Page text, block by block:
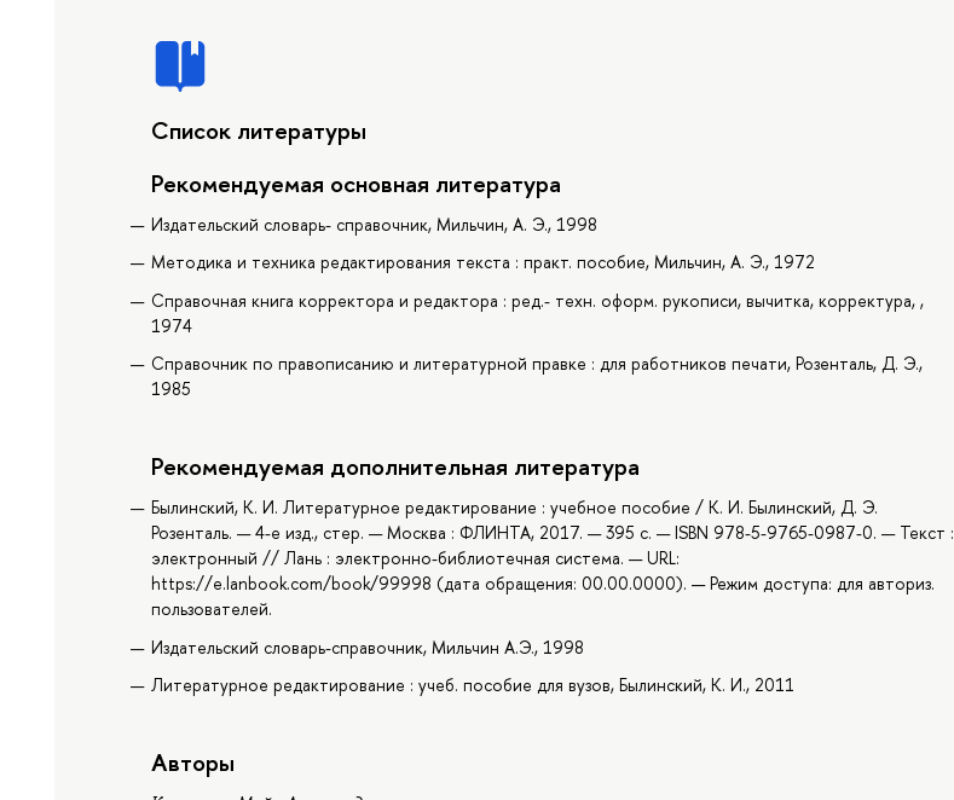
Список литературы
Рекомендуемая основная литература
Издательский словарь- справочник, Мильчин, А. Э., 1998
Методика и техника редактирования текста : практ. пособие, Мильчин, А. Э., 1972
Справочная книга корректора и редактора : ред.- техн. оформ. рукописи, вычитка, корректура, ,
1974
Справочник по правописанию и литературной правке : для работников печати, Розенталь, Д. Э.,
1985
Рекомендуемая дополнительная литература
Былинский, К. И. Литературное редактирование : учебное пособие / К. И. Былинский, Д. Э.
Розенталь. — 4-е изд., стер. — Москва : ФЛИНТА, 2017. — 395 с. — ISBN 978-5-9765-0987-0. — Текст :
электронный // Лань : электронно-библиотечная система. — URL:
https://e.lanbook.com/book/99998 (дата обращения: 00.00.0000). — Режим доступа: для авториз.
пользователей.
Издательский словарь-справочник, Мильчин А.Э., 1998
Литературное редактирование : учеб. пособие для вузов, Былинский, К. И., 2011
Авторы